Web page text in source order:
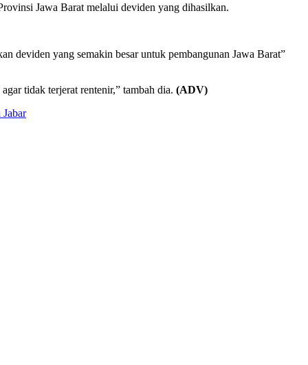
Jawa Barat melalui deviden yang dihasilkan.
deviden yang semakin besar untuk pembangunan Jawa Barat”
tidak terjerat rentenir,” tambah dia. (ADV)